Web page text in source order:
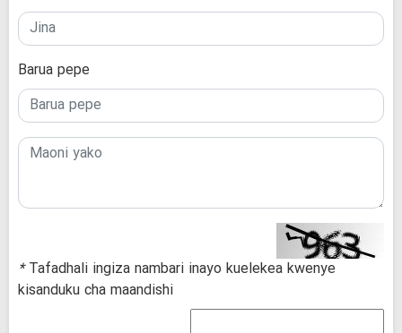
Barua pepe
*Tafadhali ingiza nambari inayo kuelekea kwenye
kisanduku cha maandishi